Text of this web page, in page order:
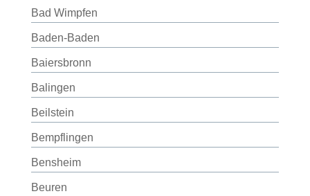
Bad Wimpfen
Baden-Baden
Baiersbronn
Balingen
Beilstein
Bempflingen
Bensheim
Beuren